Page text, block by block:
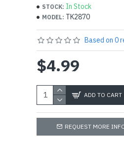
STOCK: In Stock
MODEL: TK2870
Based on 0
$4.99
ADD TO CART
REQUEST MORE